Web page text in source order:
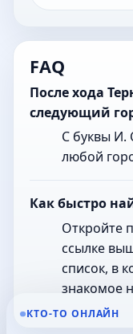
FAQ
После хода
следующий
С буквы И.
любой
Как быстро
Откройте
ссылке
список, в
знакомое
КТО-ТО ОНЛАЙН